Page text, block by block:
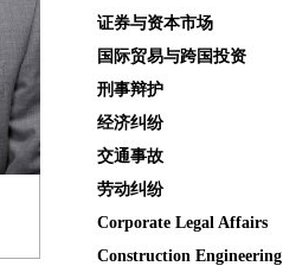
证券与资本市场
国际贸易与跨国投资
刑事辩护
经济纠纷
交通事故
劳动纠纷
Corporate Legal Affairs
Construction Engineering